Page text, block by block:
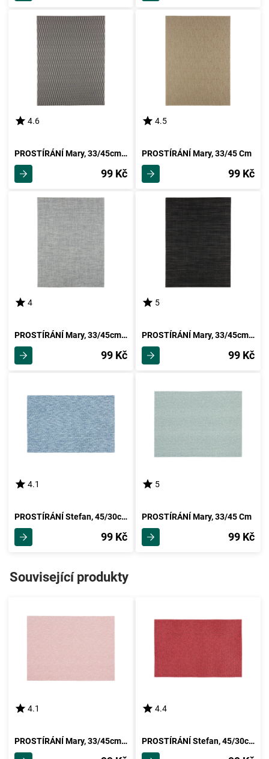
4.6
PROSTÍRÁNÍ Mary, 33/45cm, Černá
99 Kč
4.5
PROSTÍRÁNÍ Mary, 33/45 Cm
99 Kč
4
PROSTÍRÁNÍ Mary, 33/45cm, Světle Šedá
99 Kč
5
PROSTÍRÁNÍ Mary, 33/45cm, Černá
99 Kč
4.1
PROSTÍRÁNÍ Stefan, 45/30cm, Petrolejová
99 Kč
5
PROSTÍRÁNÍ Mary, 33/45 Cm
99 Kč
Související produkty
4.1
PROSTÍRÁNÍ Mary, 33/45cm, Růžová
4.4
PROSTÍRÁNÍ Stefan, 45/30cm, Červená